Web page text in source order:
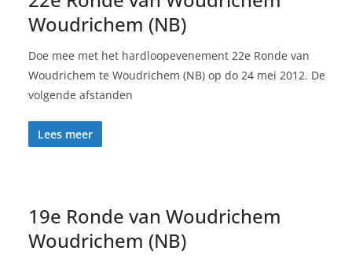
Woudrichem (NB)
Doe mee met het hardloopevenement 22e Ronde van
Woudrichem te Woudrichem (NB) op do 24 mei 2012. De
volgende afstanden
Lees meer
19e Ronde van Woudrichem
Woudrichem (NB)